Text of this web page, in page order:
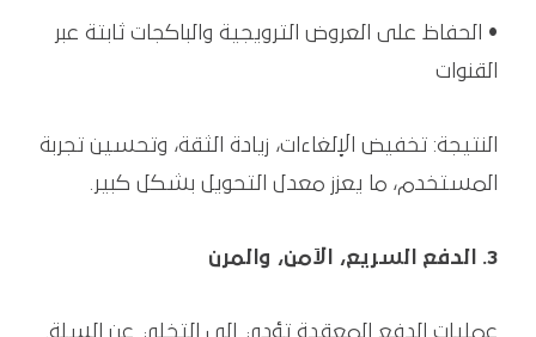
• الحفاظ على العروض الترويجية والباكجات ثابتة عبر
القنوات
النتيجة: تخفيض الإلغاءات، زيادة الثقة، وتحسين تجربة
المستخدم، ما يعزز معدل التحويل بشكل كبير.
3. الدفع السريع، الآمن، والمرن
عمليات الدفع المعقدة تؤدي إلى التخلي عن السلة.